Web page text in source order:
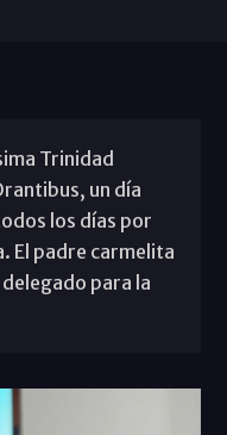
Trinidad
un día
los días por
El padre carmelita
delegado para la